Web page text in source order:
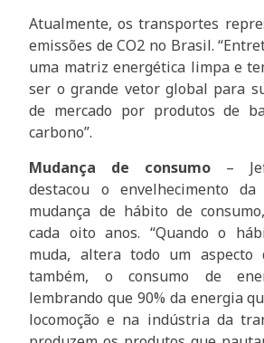
Atualmente, os transportes
emissões de CO2 no Brasil.
uma matriz energética limpa e
ser o grande vetor global para
de mercado por produtos de
carbono”.
Mudança de consumo –
destacou o envelhecimento
mudança de hábito de
cada oito anos. “Quando o
muda, altera todo um aspecto
também, o consumo de
lembrando que 90% da energia
locomoção e na indústria da